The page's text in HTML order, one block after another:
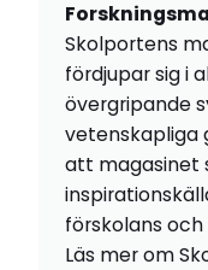
Skolportens
fördjupar sig i
övergripande
vetenskapliga
att magasinet
förskolans
Läs mer om